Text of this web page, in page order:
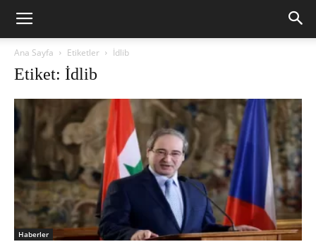
Ana Sayfa Etiketler İdlib
Etiket: İdlib
Haberler